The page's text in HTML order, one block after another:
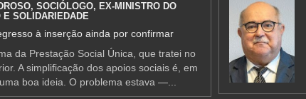
SOCIÓLOGO, EX-MINISTRO DO
E SOLIDARIEDADE
à inserção ainda por confirmar
da Prestação Social Única, que tratei no
A simplificação dos apoios sociais é, em
boa ideia. O problema estava —...